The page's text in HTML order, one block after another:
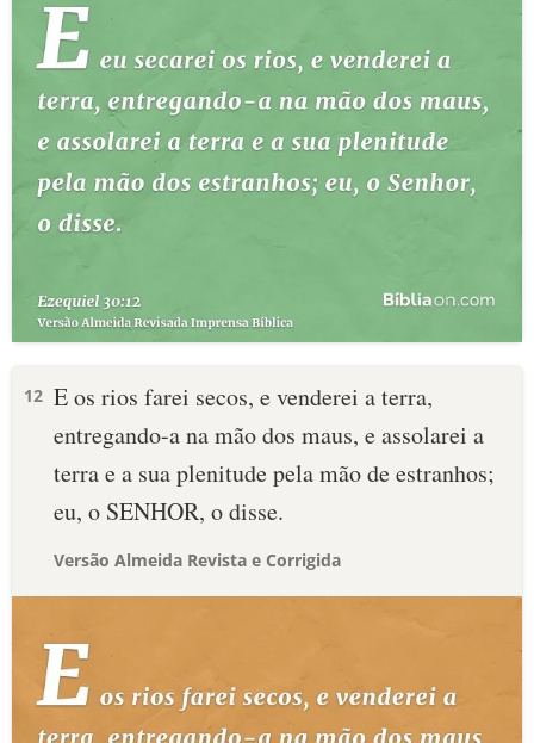
12 E os rios farei secos, e venderei a terra,
entregando-a na mão dos maus, e assolarei a
terra e a sua plenitude pela mão de estranhos;
eu, o SENHOR, o disse.
Versão Almeida Revista e Corrigida